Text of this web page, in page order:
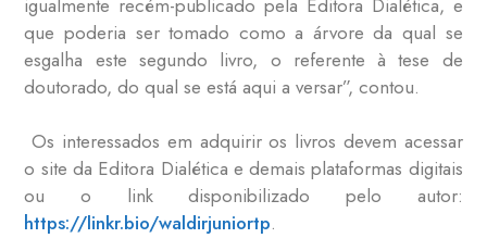
que poderia ser tomado como a árvore da qual se
esgalha este segundo livro, o referente à tese de
doutorado, do qual se está aqui a versar”, contou.
Os interessados em adquirir os livros devem acessar
o site da Editora Dialética e demais plataformas digitais
ou o link disponibilizado pelo autor:
https://linkr.bio/waldirjuniortp.